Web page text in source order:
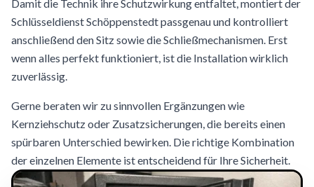
Damit die Technik ihre Schutzwirkung entfaltet, montiert der
Schlüsseldienst Schöppenstedt passgenau und kontrolliert
anschließend den Sitz sowie die Schließmechanismen. Erst
wenn alles perfekt funktioniert, ist die Installation wirklich
zuverlässig.
Gerne beraten wir zu sinnvollen Ergänzungen wie
Kernziehschutz oder Zusatzsicherungen, die bereits einen
spürbaren Unterschied bewirken. Die richtige Kombination
der einzelnen Elemente ist entscheidend für Ihre Sicherheit.